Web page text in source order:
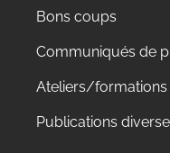
Bons coups
Communiqués de
Ateliers/formations
Publications